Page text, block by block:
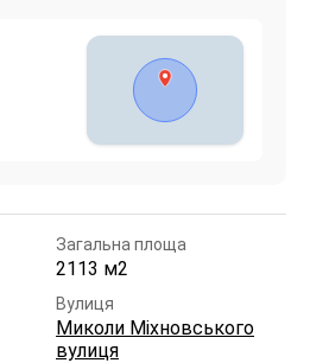
Загальна площа
2113 м2
Вулиця
Миколи Міхновського
вулиця